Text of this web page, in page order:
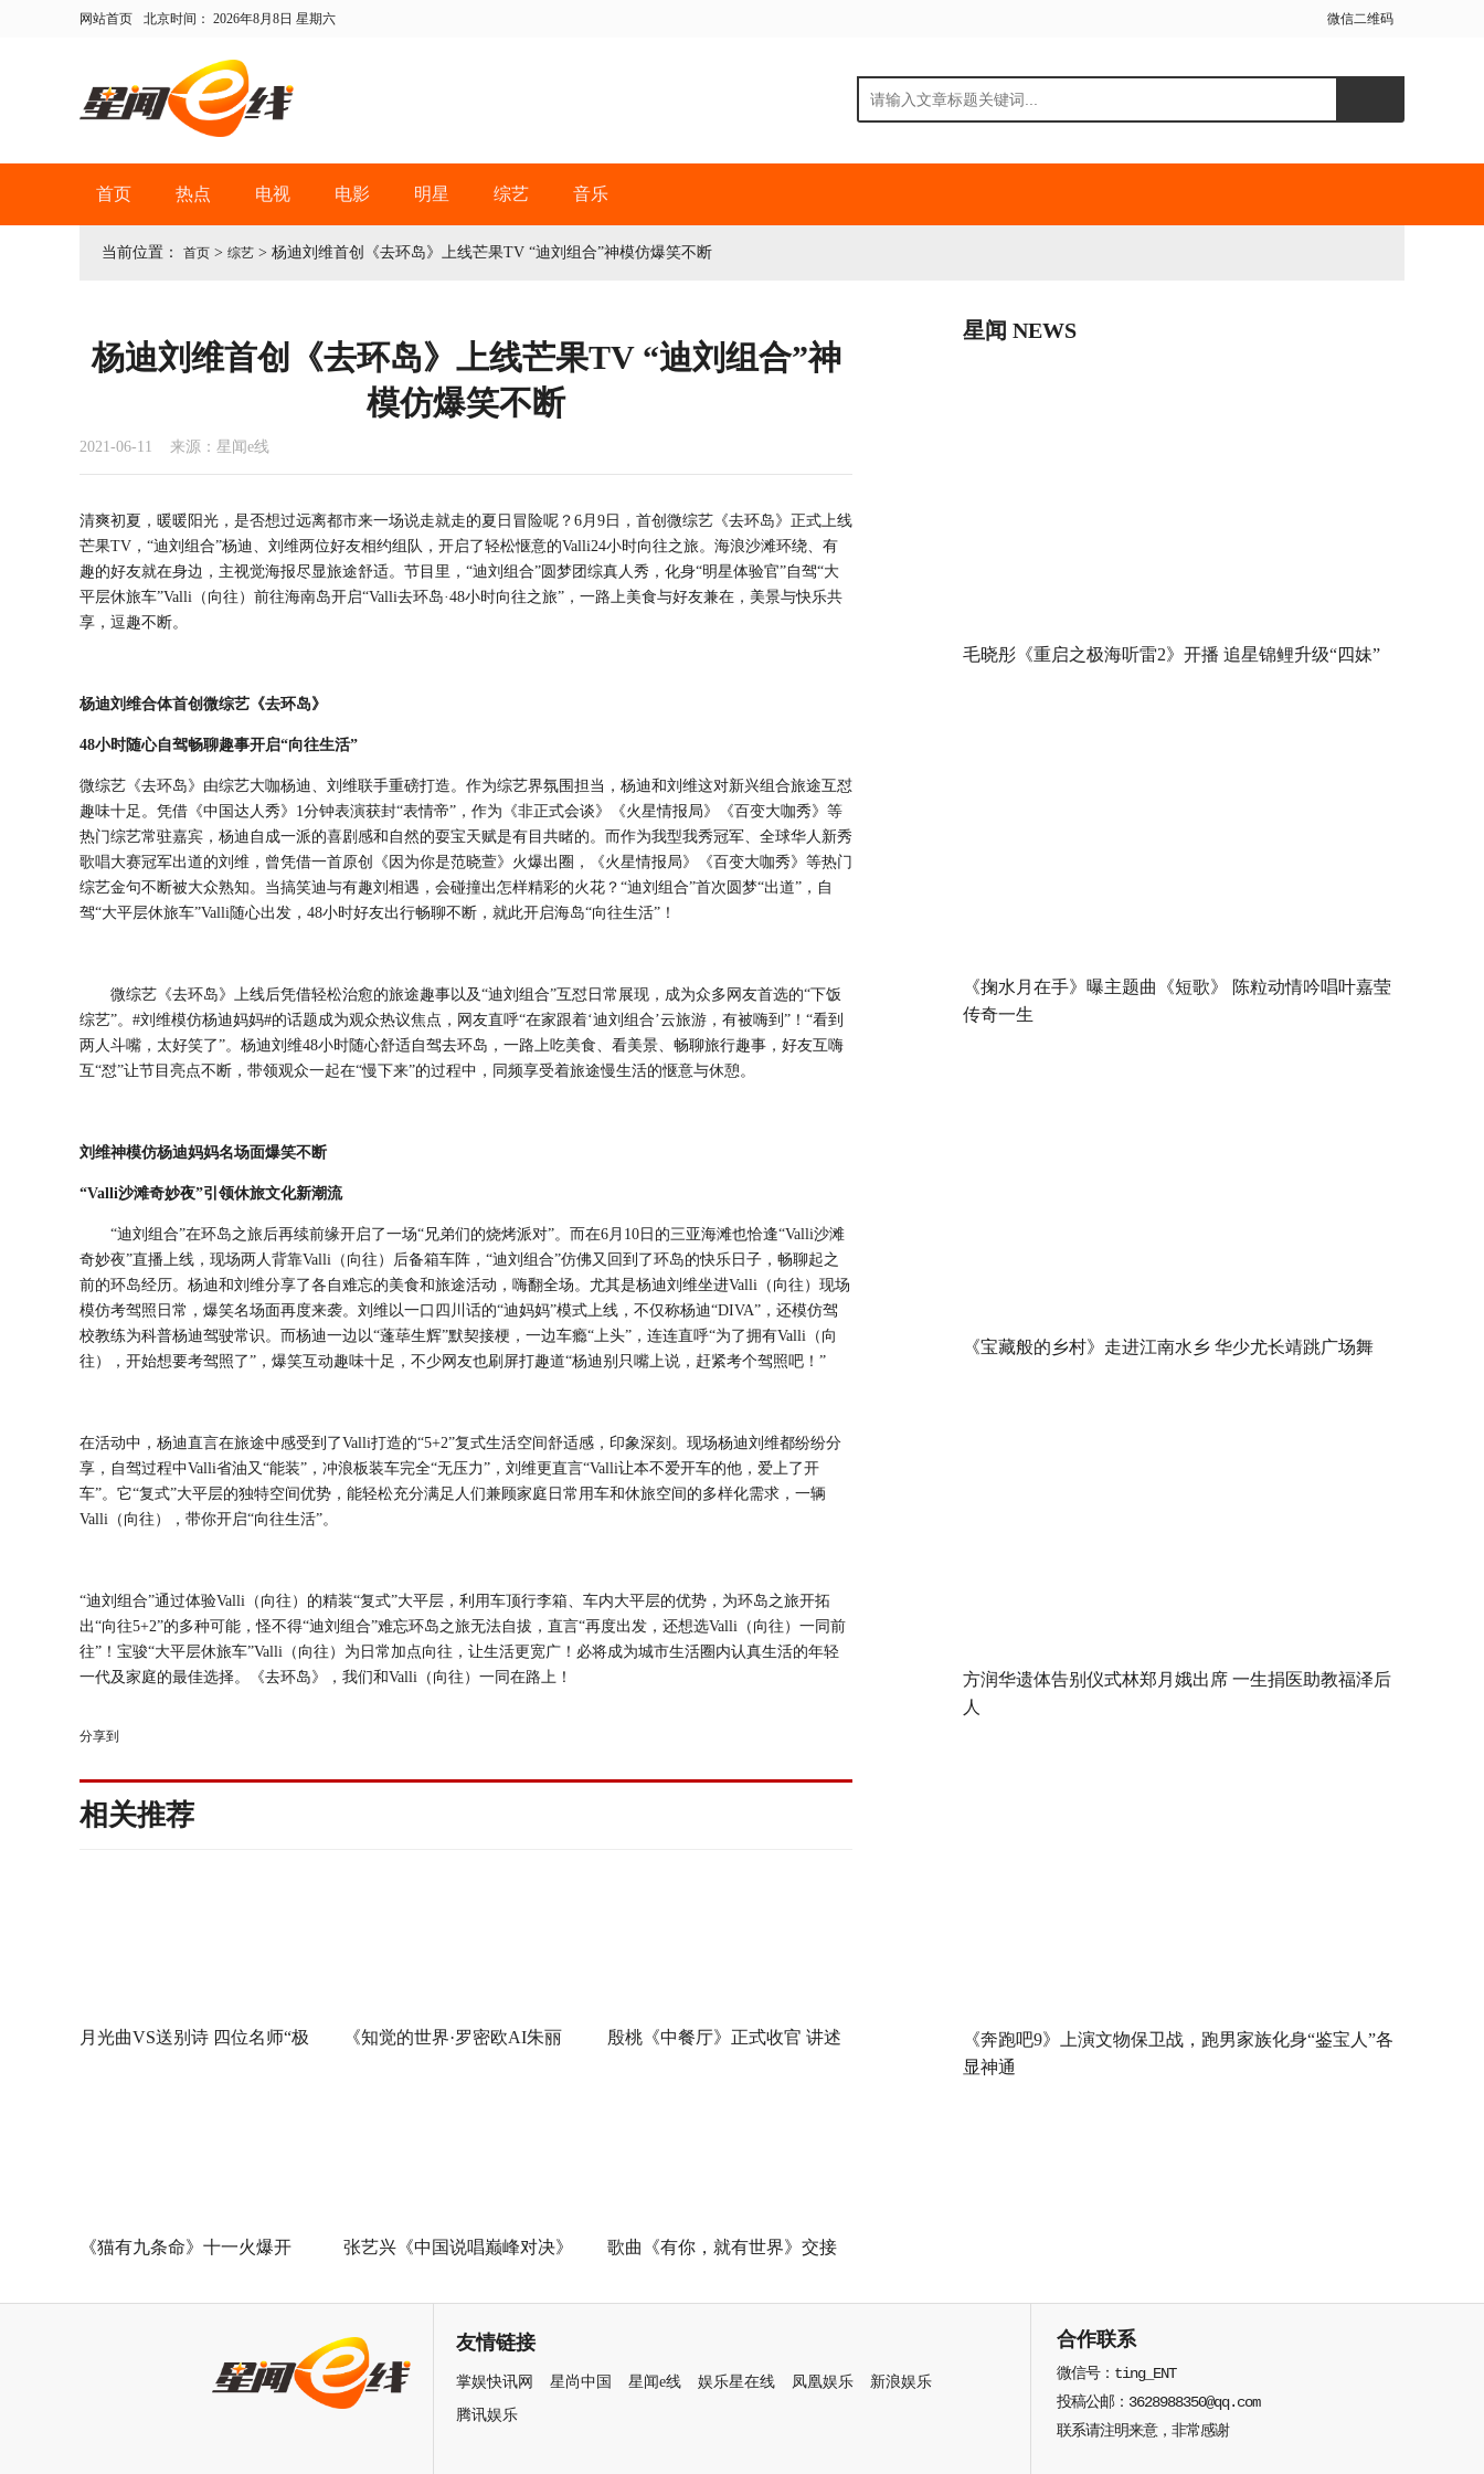
网站首页 北京时间： 2026年8月8日 星期六 微信二维码
首页 热点 电视 电影 明星 综艺 音乐
当前位置： 首页 > 综艺 > 杨迪刘维首创《去环岛》上线芒果TV “迪刘组合”神模仿爆笑不断
杨迪刘维首创《去环岛》上线芒果TV “迪刘组合”神
模仿爆笑不断
2021-06-11 来源：星闻e线
清爽初夏，暖暖阳光，是否想过远离都市来一场说走就走的夏日冒险呢？ 6月9日，首创微综艺《去环岛》正式上线
芒果TV，“迪刘组合”杨迪、刘维两位好友相约组队，开启了轻松惬意的Valli24小时向往之旅。海浪沙滩环绕、有
趣的好友就在身边，主视觉海报尽显旅途舒适。节目里， “迪刘组合”圆梦团综真人秀，化身“明星体验官”自驾“大
平层休旅车”Valli（向往）前往海南岛开启“Valli去环岛·48小时向往之旅”，一路上美食与好友兼在，美景与快乐共
享，逗趣不断。
杨迪刘维合体首创微综艺《去环岛》
48小时随心自驾畅聊趣事开启“向往生活”
微综艺《去环岛》由综艺大咖杨迪、刘维联手重磅打造。作为综艺界氛围担当，杨迪和刘维这对新兴组合旅途互怼
趣味十足。凭借《中国达人秀》 1分钟表演获封“表情帝”，作为《非正式会谈》《火星情报局》《百变大咖秀》等
热门综艺常驻嘉宾，杨迪自成一派的喜剧感和自然的耍宝天赋是有目共睹的。而作为我型我秀冠军、全球华人新秀
歌唱大赛冠军出道的刘维，曾凭借一首原创《因为你是范晓萱》火爆出圈，《火星情报局》《百变大咖秀》等热门
综艺金句不断被大众熟知。当搞笑迪与有趣刘相遇，会碰撞出怎样精彩的火花？“迪刘组合”首次圆梦“出道”，自
驾“大平层休旅车”Valli随心出发，48小时好友出行畅聊不断，就此开启海岛“向往生活”！
微综艺《去环岛》上线后凭借轻松治愈的旅途趣事以及“迪刘组合”互怼日常展现，成为众多网友首选的“下饭
综艺”。#刘维模仿杨迪妈妈#的话题成为观众热议焦点，网友直呼“在家跟着‘迪刘组合’云旅游，有被嗨到”！“看到
两人斗嘴，太好笑了”。杨迪刘维48小时随心舒适自驾去环岛，一路上吃美食、看美景、畅聊旅行趣事，好友互嗨
互“怼”让节目亮点不断，带领观众一起在“慢下来”的过程中，同频享受着旅途慢生活的惬意与休憩。
刘维神模仿杨迪妈妈名场面爆笑不断
“Valli沙滩奇妙夜”引领休旅文化新潮流
“迪刘组合”在环岛之旅后再续前缘开启了一场“兄弟们的烧烤派对”。 而在6月10日 的三亚海滩也恰逢“Valli沙滩
奇妙夜”直播上线， 现场两人背靠Valli（向往）后备箱车阵 ， “迪刘组合”仿佛又回到了环岛的快乐日子，畅聊起之
前的环岛经历。杨迪和刘维分享了各自难忘的美食和旅途活动，嗨翻全场。尤其是杨迪刘维坐进Valli（向往）现场
模仿考驾照 日常 ，爆笑名场面再度来袭。 刘维以一口四川话的“迪妈妈”模式上线，不仅称杨迪“DIVA”，还模仿驾
校教练为科普杨迪驾驶常识。而杨迪一边以“蓬荜生辉”默契接梗， 一边车瘾“上头”，连连直呼“为了拥有Valli（向
往）
，开始想要考驾照了”，爆笑互动趣味十足 ，不少网友也刷屏打趣道“杨迪别只嘴上说 ，赶紧考个驾照吧！ ”
在活动中，杨迪直言在旅途中感受到了Valli打造的“5+2”复式生活空间舒适感， 印象深刻。现场杨迪刘维都纷纷分
享，自驾过程中Valli省油又“能装”，冲浪板装车完全“无压力”，刘维更直言“Valli让本不爱开车的他，爱上了开
车”。它“复式”大平层的独特空间优势 ，能轻松充分满足人们兼顾家庭日常用车和休旅空间的多样化需求 ， 一辆
Valli（向往），带你开启“向往生活”。
“迪刘组合”通过体验Valli（向往）的精装“复式”大平层，利用车顶行李箱、车内大平层的优势，为环岛之旅开拓
出“向往5+2”的多种可能，怪不得“迪刘组合”难忘环岛之旅无法自拔，直言“再度出发，还想选Valli（向往）一同前
往”！ 宝骏“大平层休旅车”Valli（向往）为日常加点向往，让生活更宽广！必将成为城市生活圈内认真生活的年轻
一代及家庭的最佳选择。《去环岛》，我们和Valli（向往）一同在路上！
分享到
相关推荐
月光曲VS送别诗 四位名师“极 《知觉的世界·罗密欧AI朱丽 殷桃《中餐厅》正式收官 讲述
《猫有九条命》十一火爆开 张艺兴《中国说唱巅峰对决》
冲上巅峰炸裂舞台
歌曲《有你，就有世界》交接
星闻 NEWS
毛晓彤《重启之极海听雷2》开播 追星锦鲤升级“四妹”
《掬水月在手》曝主题曲《短歌》 陈粒动情吟唱叶嘉莹
传奇一生
《宝藏般的乡村》走进江南水乡 华少尤长靖跳广场舞
方润华遗体告别仪式林郑月娥出席 一生捐医助教福泽后
人
《奔跑吧9》上演文物保卫战，跑男家族化身“鉴宝人”各
显神通
友情链接
掌娱快讯网 星尚中国 星闻e线 娱乐星在线 凤凰娱乐
新浪娱乐
腾讯娱乐
合作联系
微信号：ting_ENT
投稿公邮：3628988350@qq.com
联系请注明来意，非常感谢